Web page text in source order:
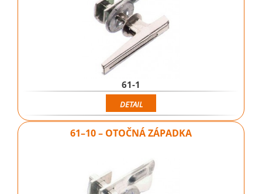
61-1
DETAIL
61–10 – OTOČNÁ ZÁPADKA